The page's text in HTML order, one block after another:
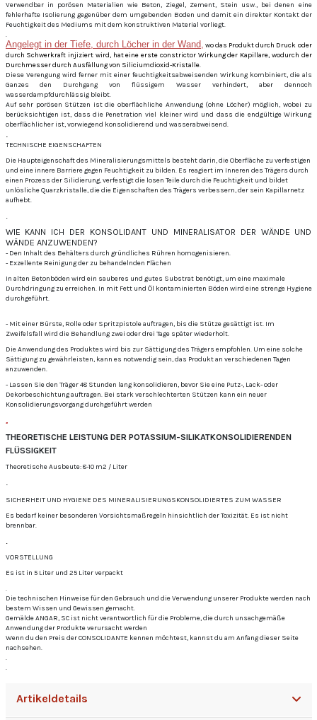
Verwendbar in porösen Materialien wie Beton, Ziegel, Zement, Stein usw., bei denen eine
fehlerhafte Isolierung gegenüber dem umgebenden Boden und damit ein direkter Kontakt der
Feuchtigkeit des Mediums mit dem konstruktiven Material vorliegt.
.
Angelegt in der Tiefe, durch Löcher in der Wand, wo das Produkt durch Druck oder
durch Schwerkraft injiziert wird, hat eine erste constrictor Wirkung der Kapillare, wodurch der
Durchmesser durch Ausfällung von Siliciumdioxid-Kristalle.
Diese Verengung wird ferner mit einer feuchtigkeitsabweisenden Wirkung kombiniert, die als
Ganzes den Durchgang von flüssigem Wasser verhindert, aber dennoch
wasserdampfdurchlässig bleibt.
Auf sehr porösen Stützen ist die oberflächliche Anwendung (ohne Löcher) möglich, wobei zu
berücksichtigen ist, dass die Penetration viel kleiner wird und dass die endgültige Wirkung
oberflächlicher ist, vorwiegend konsolidierend und wasserabweisend.
TECHNISCHE EIGENSCHAFTEN
Die Haupteigenschaft des Mineralisierungsmittels besteht darin, die Oberfläche zu verfestigen
und eine innere Barriere gegen Feuchtigkeit zu bilden. Es reagiert im Inneren des Trägers durch
einen Prozess der Silidierung, verfestigt die losen Teile durch die Feuchtigkeit und bildet
unlösliche Quarzkristalle, die die Eigenschaften des Trägers verbessern, der sein Kapillarnetz
aufhebt.
WIE KANN ICH DER KONSOLIDANT UND MINERALISATOR DER WÄNDE UND
WÄNDE ANZUWENDEN?
- Den Inhalt des Behälters durch gründliches Rühren homogenisieren.
- Exzellente Reinigung der zu behandelnden Flächen
In alten Betonböden wird ein sauberes und gutes Substrat benötigt, um eine maximale
Durchdringung zu erreichen. In mit Fett und Öl kontaminierten Böden wird eine strenge Hygiene
durchgeführt.
- Mit einer Bürste, Rolle oder Spritzpistole auftragen, bis die Stütze gesättigt ist. Im
Zweifelsfall wird die Behandlung zwei oder drei Tage später wiederholt.
Die Anwendung des Produktes wird bis zur Sättigung des Trägers empfohlen. Um eine solche
Sättigung zu gewährleisten, kann es notwendig sein, das Produkt an verschiedenen Tagen
anzuwenden.
- Lassen Sie den Träger 48 Stunden lang konsolidieren, bevor Sie eine Putz-, Lack- oder
Dekorbeschichtung auftragen. Bei stark verschlechterten Stützen kann ein neuer
Konsolidierungsvorgang durchgeführt werden
.
THEORETISCHE LEISTUNG DER POTASSIUM-SILIKATKONSOLIDIERENDEN
FLÜSSIGKEIT
Theoretische Ausbeute: 8-10 m2 / Liter
SICHERHEIT UND HYGIENE DES MINERALISIERUNGSKONSOLIDIERTES ZUM WASSER
Es bedarf keiner besonderen Vorsichtsmaßregeln hinsichtlich der Toxizität. Es ist nicht
brennbar.
VORSTELLUNG
Es ist in 5 Liter und 25 Liter verpackt
.
Die technischen Hinweise für den Gebrauch und die Verwendung unserer Produkte werden nach
bestem Wissen und Gewissen gemacht.
Gemälde ANGAR, SC ist nicht verantwortlich für die Probleme, die durch unsachgemäße
Anwendung der Produkte verursacht werden
Wenn du den Preis der CONSOLIDANTE kennen möchtest, kannst du am Anfang dieser Seite
nachsehen.
.
.
Artikeldetails